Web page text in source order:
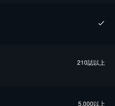
210誌以上
5,000以上